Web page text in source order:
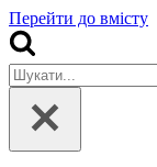
Перейти до вмісту
Шукати...